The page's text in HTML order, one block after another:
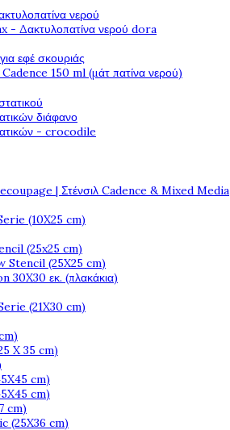
νερού
- Δακτυλοπατίνα νερού dora
εφέ σκουριάς
150 ml (μάτ πατίνα νερού)
διάφανο
- crocodile
| Στένσιλ Cadence & Mixed Media
(10X25 cm)
(25x25 cm)
Stencil (25X25 cm)
εκ. (πλακάκια)
(21X30 cm)
X 35 cm)
cm)
cm)
cm)
(25X36 cm)